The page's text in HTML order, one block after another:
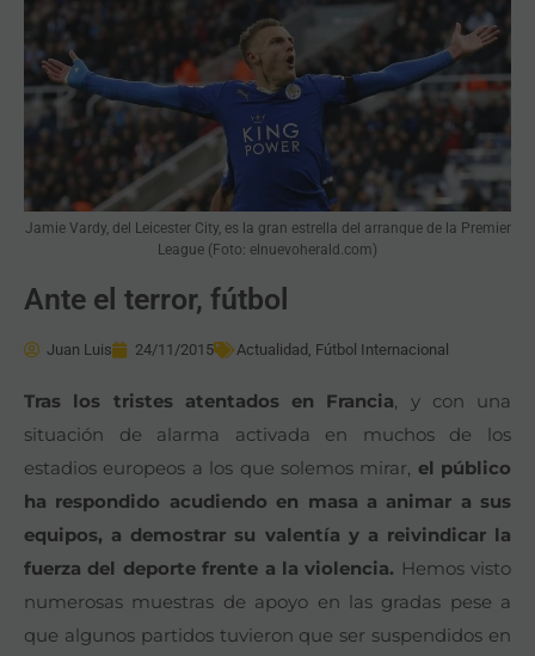
Jamie Vardy, del Leicester City, es la gran estrella del arranque de la Premier
League (Foto: elnuevoherald.com)
Ante el terror, fútbol
Juan Luis 24/11/2015 Actualidad , Fútbol Internacional
Tras los tristes atentados en Francia, y con una
situación de alarma activada en muchos de los
estadios europeos a los que solemos mirar, el público
ha respondido acudiendo en masa a animar a sus
equipos, a demostrar su valentía y a reivindicar la
fuerza del deporte frente a la violencia. Hemos visto
numerosas muestras de apoyo en las gradas pese a
que algunos partidos tuvieron que ser suspendidos en